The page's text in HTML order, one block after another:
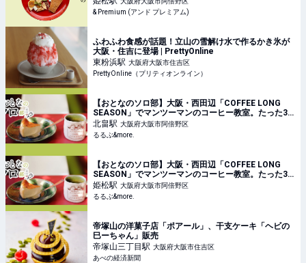
& Premium (アンド プレミアム)
ふわふわ食感が話題！立山の雪解け水で作るかき氷が
大阪・住吉に登場 | PrettyOnline
東粉浜駅 大阪府大阪市住吉区
PrettyOnline（プリティオンライン）
【おとなのソロ部】大阪・西田辺「COFFEE LONG
SEASON」でマンツーマンのコーヒー教室。たった30
分で普段のコーヒーが劇的においしくなる秘訣って？
｜るるぶ&more.
北畠駅 大阪府大阪市阿倍野区
るるぶ&more.
【おとなのソロ部】大阪・西田辺「COFFEE LONG
SEASON」でマンツーマンのコーヒー教室。たった30
分で普段のコーヒーが劇的においしくなる秘訣って？
｜るるぶ&more.
姫松駅 大阪府大阪市阿倍野区
るるぶ&more.
帝塚山の洋菓子店「ポアール」、干支ケーキ「ヘビの
巳ーちゃん」販売
帝塚山三丁目駅 大阪府大阪市住吉区
あべの経済新聞